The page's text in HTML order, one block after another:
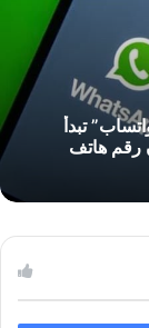
“واتساب” تبدأ
رقم هاتف